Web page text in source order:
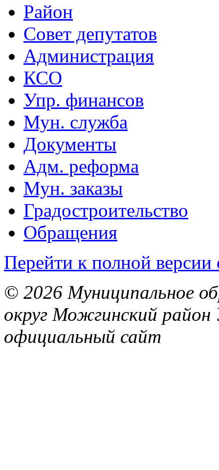
Район
Совет депутатов
Администрация
КСО
Упр. финансов
Мун. служба
Документы
Адм. реформа
Мун. заказы
Градостроительство
Обращения
Перейти к полной версии
© 2026 Муниципальное
округ Можгинский район
официальный сайт